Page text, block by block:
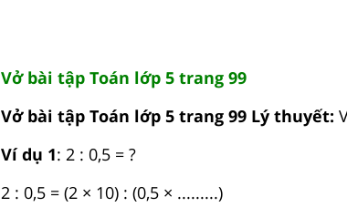
Vở bài tập Toán lớp 5 trang 99
Vở bài tập Toán lớp 5 trang 99 Lý thuyết:
Ví dụ 1: 2 : 0,5 = ?
2 : 0,5 = (2 × 10) : (0,5 × .........)